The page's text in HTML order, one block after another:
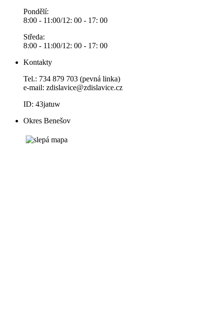
Pondělí:
8:00 - 11:00/12: 00 - 17: 00
Středa:
8:00 - 11:00/12: 00 - 17: 00
Kontakty
Tel.: 734 879 703 (pevná linka)
e-mail: zdislavice@zdislavice.cz
ID: 43jatuw
Okres Benešov